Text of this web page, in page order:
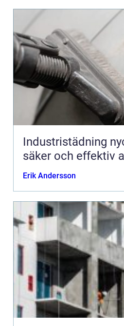
Industristädning nyckeln till en
säker och effektiv
Erik Andersson